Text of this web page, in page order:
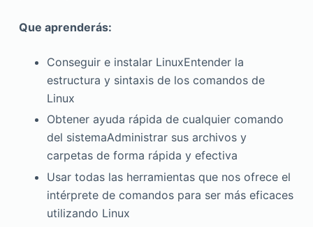
Que aprenderás:
Conseguir e instalar LinuxEntender la
estructura y sintaxis de los comandos de
Linux
Obtener ayuda rápida de cualquier comando
del sistemaAdministrar sus archivos y
carpetas de forma rápida y efectiva
Usar todas las herramientas que nos ofrece el
intérprete de comandos para ser más eficaces
utilizando Linux